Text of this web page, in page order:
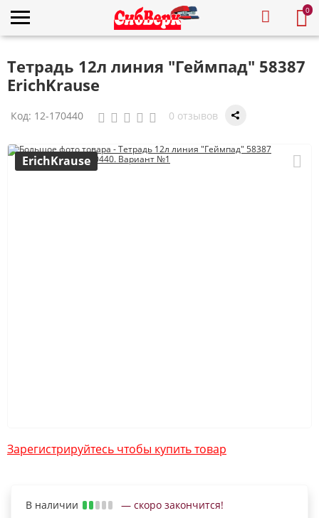
0
Тетрадь 12л линия "Геймпад" 58387
ErichKrause
Код: 12-170440 0 отзывов
ErichKrause
Зарегистрируйтесь чтобы купить товар
В наличии — скоро закончится!